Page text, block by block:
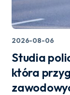
2026-08-06
Studia
która